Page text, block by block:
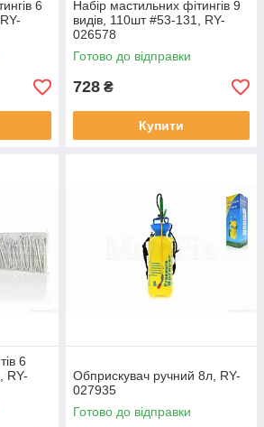
6
Набір мастильних фітингів 9
видів, 110шт #53-131, RY-
026578
Готово до відправки
728 ₴
Купити
6
RY-
Обприскувач ручний 8л, RY-
027935
Готово до відправки